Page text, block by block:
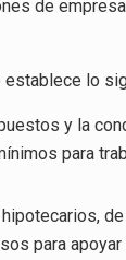
de
establece lo
y la
para
para